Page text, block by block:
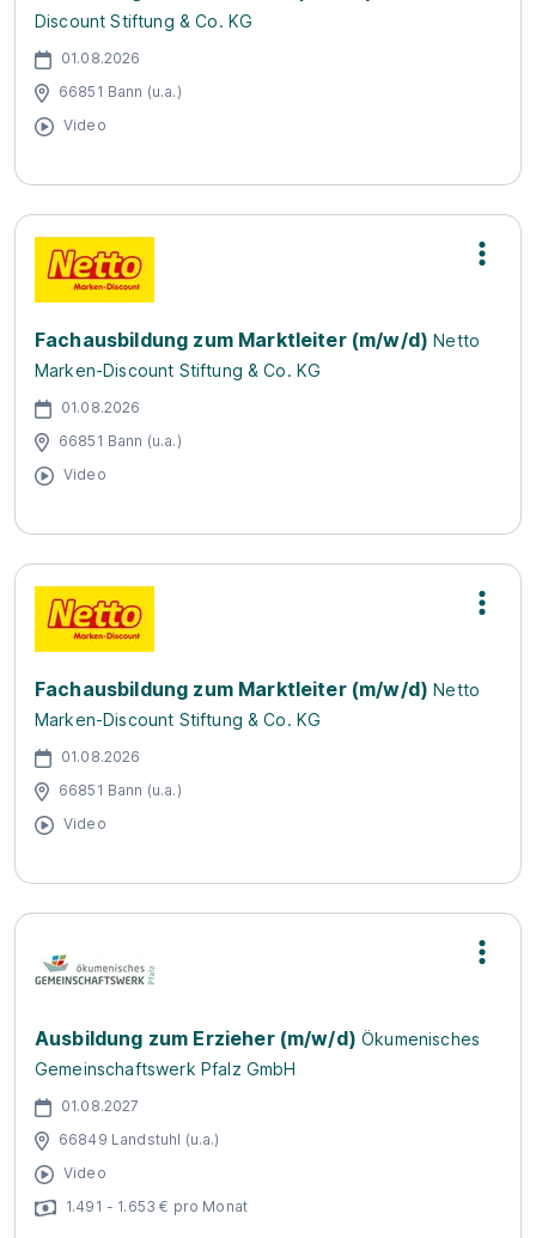
Discount Stiftung & Co. KG
01.08.2026
66851 Bann (u.a.)
Video
Fachausbildung zum Marktleiter (m/w/d) Netto
Marken-Discount Stiftung & Co. KG
01.08.2026
66851 Bann (u.a.)
Video
Fachausbildung zum Marktleiter (m/w/d) Netto
Marken-Discount Stiftung & Co. KG
01.08.2026
66851 Bann (u.a.)
Video
Ausbildung zum Erzieher (m/w/d) Ökumenisches
Gemeinschaftswerk Pfalz GmbH
01.08.2027
66849 Landstuhl (u.a.)
Video
1.491 - 1.653 € pro Monat